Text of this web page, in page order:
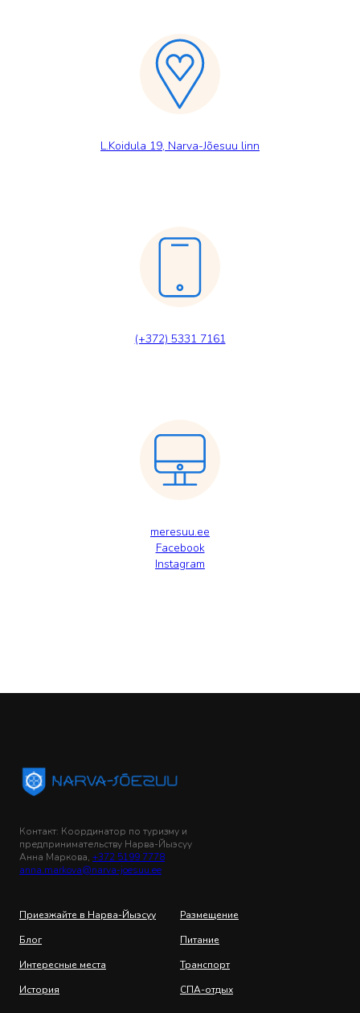
L.Koidula 19, Narva-Jõesuu linn
(+372) 5331 7161
meresuu.ee
Facebook
Instagram
Контакт: Координатор по туризму и
предпринимательству Нарва-Йыэсуу
Анна Маркова, +372 5199 7778
anna.markova@narva-joesuu.ee
Приезжайте в Нарва-Йыэсуу
Блог
Интересные места
История
Размещение
Питание
Транспорт
СПА-отдых